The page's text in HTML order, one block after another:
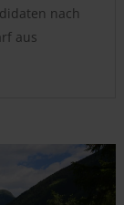
nach
aus